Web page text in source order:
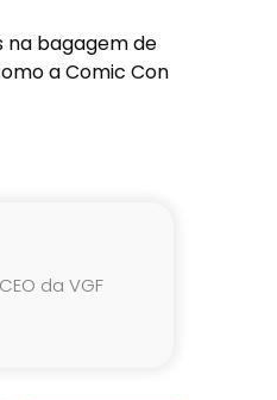
na bagagem de
a Comic Con
da VGF